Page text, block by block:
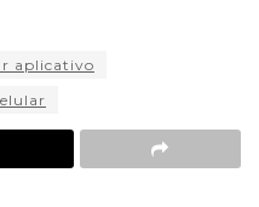
aplicativo